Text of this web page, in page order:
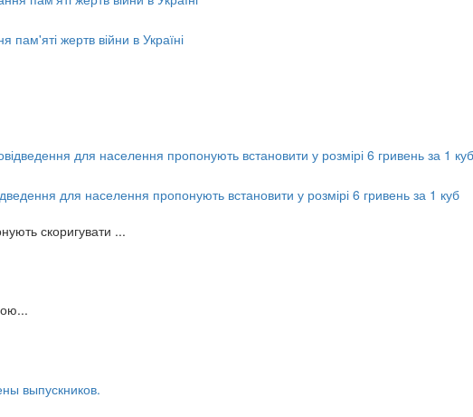
жертв війни в Україні
для населення пропонують встановити у розмірі 6 гривень за 1 куб
скоригувати ...